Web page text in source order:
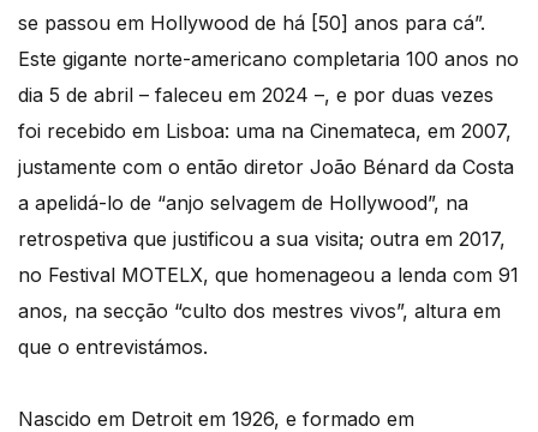
se passou em Hollywood de há [50] anos para cá”.
Este gigante norte-americano completaria 100 anos no
dia 5 de abril – faleceu em 2024 –, e por duas vezes
foi recebido em Lisboa: uma na Cinemateca, em 2007,
justamente com o então diretor João Bénard da Costa
a apelidá-lo de “anjo selvagem de Hollywood”, na
retrospetiva que justificou a sua visita; outra em 2017,
no Festival MOTELX, que homenageou a lenda com 91
anos, na secção “culto dos mestres vivos”, altura em
que o entrevistámos.
Nascido em Detroit em 1926, e formado em